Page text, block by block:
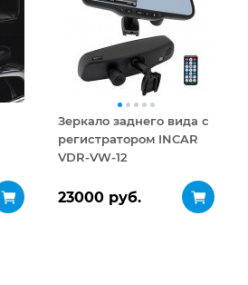
Зеркало заднего вида с
регистратором INCAR
VDR-VW-12
23000 руб.